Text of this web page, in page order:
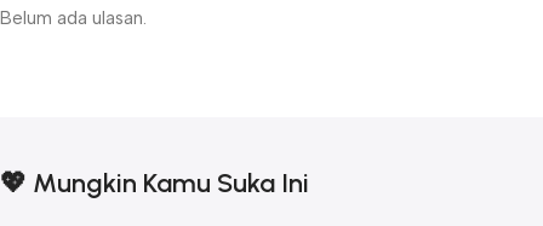
Belum ada ulasan.
💖 Mungkin Kamu Suka Ini